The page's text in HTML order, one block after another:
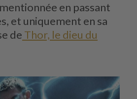
en passant
et uniquement en sa
de Thor, le dieu du